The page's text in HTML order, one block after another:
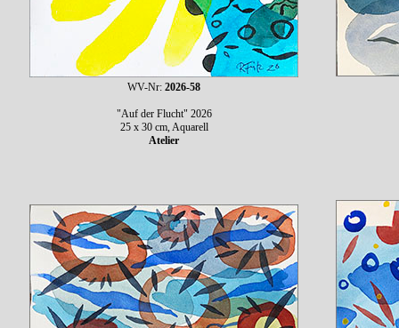
WV-Nr: 2026-58
"Auf der Flucht" 2026
25 x 30 cm, Aquarell
Atelier